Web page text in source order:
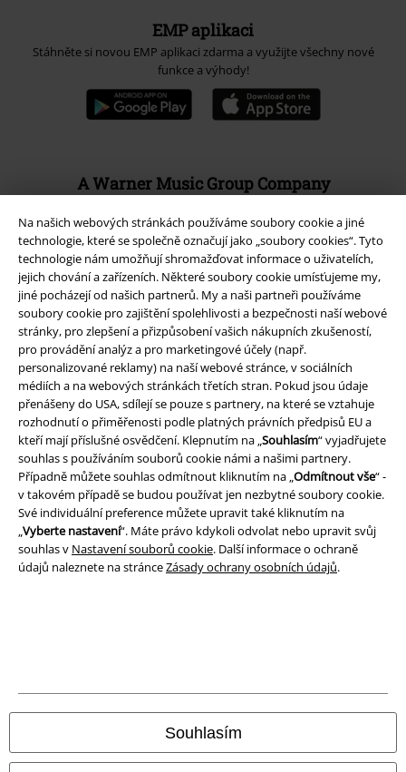
Na našich webových stránkách používáme soubory cookie a jiné
technologie, které se společně označují jako „soubory cookies“. Tyto
technologie nám umožňují shromažďovat informace o uživatelích,
jejich chování a zařízeních. Některé soubory cookie umísťujeme my,
jiné pocházejí od našich partnerů. My a naši partneři používáme
soubory cookie pro zajištění spolehlivosti a bezpečnosti naší webové
stránky, pro zlepšení a přizpůsobení vašich nákupních zkušeností,
pro provádění analýz a pro marketingové účely (např.
personalizované reklamy) na naší webové stránce, v sociálních
médiích a na webových stránkách třetích stran. Pokud jsou údaje
přenášeny do USA, sdílejí se pouze s partnery, na které se vztahuje
rozhodnutí o přiměřenosti podle platných právních předpisů EU a
kteří mají příslušné osvědčení. Klepnutím na „Souhlasím“ vyjadřujete
souhlas s používáním souborů cookie námi a našimi partnery.
Případně můžete souhlas odmítnout kliknutím na „Odmítnout vše“ -
v takovém případě se budou používat jen nezbytné soubory cookie.
Své individuální preference můžete upravit také kliknutím na
„Vyberte nastavení“. Máte právo kdykoli odvolat nebo upravit svůj
souhlas v Nastavení souborů cookie. Další informace o ochraně
údajů naleznete na stránceZásady ochrany osobních údajů.
Souhlasím
EMP aplikaci
Stáhněte si novou EMP aplikaci zdarma a využijte všechny nové
funkce a výhody!
A Warner Music Group Company
Právní informace
Podmínky
Prohlášení
Ochrana osobních údajů
Nastavení souborů cookie
Odstoupení od smlouvy